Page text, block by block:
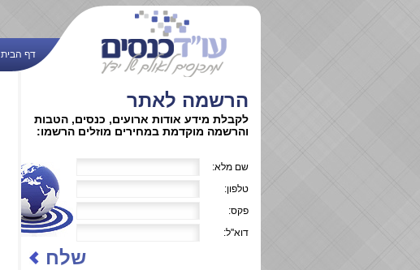
דף הבית
הרשמה לאתר
לקבלת מידע אודות ארועים, כנסים, הטבות
והרשמה מוקדמת במחירים מוזלים הרשמו:
שם מלא:
טלפון:
פקס:
דוא''ל:
שלח